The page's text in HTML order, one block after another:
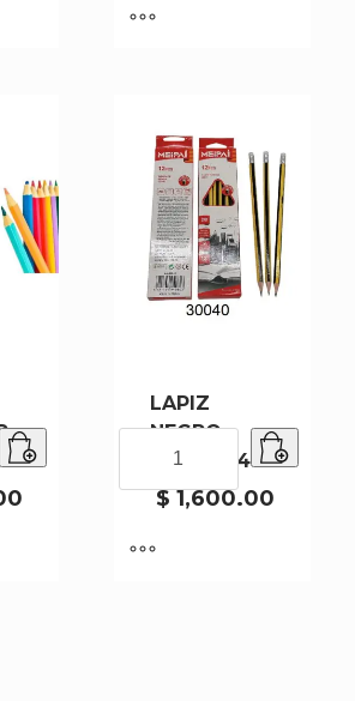
1000
LAPIZ
NEGRO
30040-240
$1,600.00
NEGRO
30040-
cantidad